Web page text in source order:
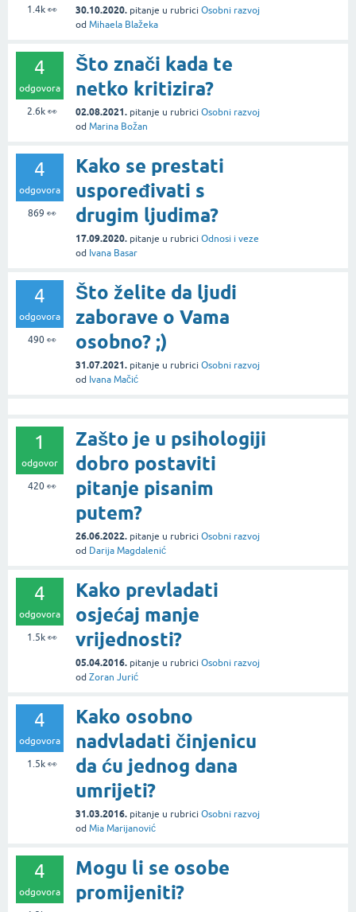
1.4k👀 30.10.2020. pitanje u rubrici Osobni razvoj
od Mihaela Blažeka
4
odgovora
2.6k👀
Što znači kada te
netko kritizira?
02.08.2021. pitanje u rubrici Osobni razvoj
od Marina Božan
4
odgovora
869 👀
Kako se prestati
uspoređivati s
drugim ljudima?
17.09.2020. pitanje u rubrici Odnosi i veze
od Ivana Basar
4
odgovora
490👀
Što želite da ljudi
zaborave o Vama
osobno? ;)
31.07.2021. pitanje u rubrici Osobni razvoj
od Ivana Mačić
1
odgovor
420👀
Zašto je u psihologiji
dobro postaviti
pitanje pisanim
putem?
26.06.2022. pitanje u rubrici Osobni razvoj
od Darija Magdalenić
4
odgovora
1.5k👀
Kako prevladati
osjećaj manje
vrijednosti?
05.04.2016. pitanje u rubrici Osobni razvoj
od Zoran Jurić
4
odgovora
1.5k👀
Kako osobno
nadvladati činjenicu
da ću jednog dana
umrijeti?
31.03.2016. pitanje u rubrici Osobni razvoj
od Mia Marijanović
4
odgovora
Mogu li se osobe
promijeniti?